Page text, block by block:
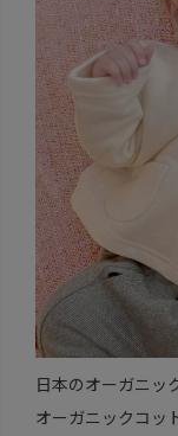
日本のオーガニッ
オーガニックコッ